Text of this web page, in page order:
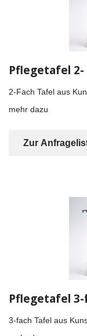
Pflegetafel
2-Fach Tafel aus
mehr dazu
Zur
Pflegetafel
3-fach Tafel aus